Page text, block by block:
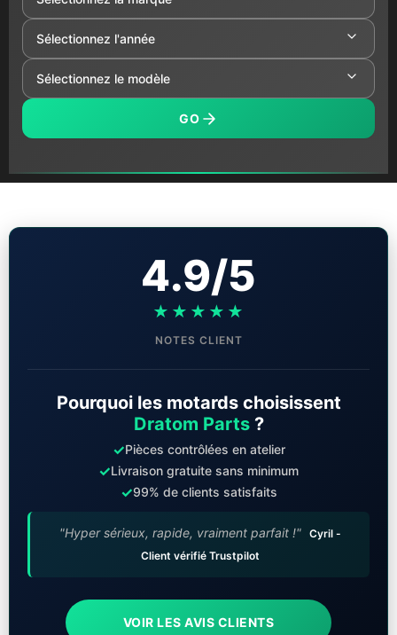
GO
4.9/5
★★★★★
NOTES CLIENT
Pourquoi les motards choisissent
Dratom Parts?
✓Pièces contrôlées en atelier
✓Livraison gratuite sans minimum
✓99% de clients satisfaits
"Hyper sérieux, rapide, vraiment parfait !" Cyril -
Client vérifié Trustpilot
VOIR LES AVIS CLIENTS